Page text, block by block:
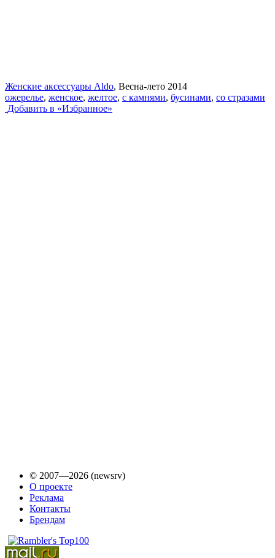
Женские аксессуары Aldo, Весна-лето 2014
ожерелье, женское, желтое, с камнями, бусинами, со стразами
Добавить в «Избранное»
© 2007—2026 (newsrv)
О проекте
Реклама
Контакты
Брендам